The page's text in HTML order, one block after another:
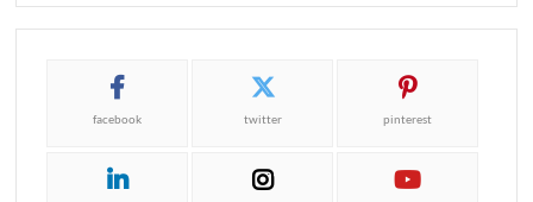
facebook twitter pinterest